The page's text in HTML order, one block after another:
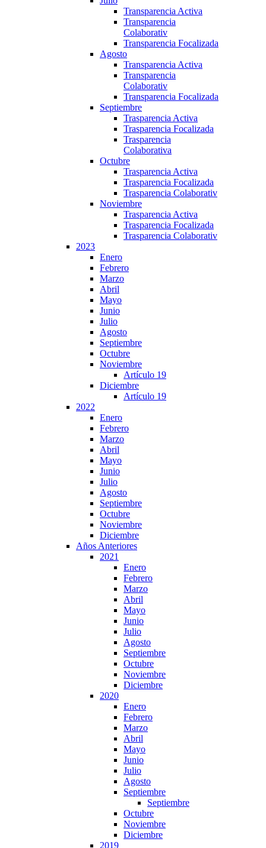
Transparencia Activa
Transparencia
Colaborativ
Transparencia Focalizada
Agosto
Transparencia Activa
Transparencia
Colaborativ
Transparencia Focalizada
Septiembre
Trasparencia Activa
Trasparencia Focalizada
Trasparencia
Colaborativa
Octubre
Trasparencia Activa
Trasparencia Focalizada
Trasparencia Colaborativ
Noviembre
Trasparencia Activa
Trasparencia Focalizada
Trasparencia Colaborativ
2023
Enero
Febrero
Marzo
Abril
Mayo
Junio
Julio
Agosto
Septiembre
Octubre
Noviembre
Artículo 19
Diciembre
Artículo 19
2022
Enero
Febrero
Marzo
Abril
Mayo
Junio
Julio
Agosto
Septiembre
Octubre
Noviembre
Diciembre
Años Anteriores
2021
Enero
Febrero
Marzo
Abril
Mayo
Junio
Julio
Agosto
Septiembre
Octubre
Noviembre
Diciembre
2020
Enero
Febrero
Marzo
Abril
Mayo
Junio
Julio
Agosto
Septiembre
Septiembre
Octubre
Noviembre
Diciembre
2019